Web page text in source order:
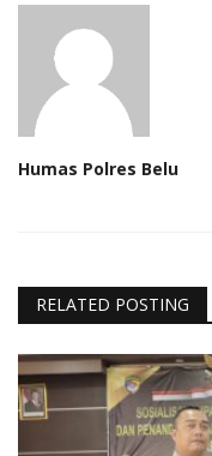
Humas Polres Belu
RELATED POSTING